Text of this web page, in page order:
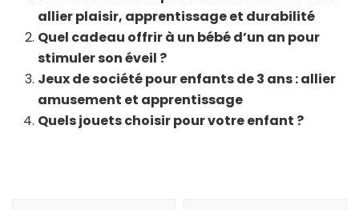
allier plaisir, apprentissage et durabilité
Quel cadeau offrir à un bébé d’un an pour
stimuler son éveil ?
Jeux de société pour enfants de 3 ans : allier
amusement et apprentissage
Quels jouets choisir pour votre enfant ?